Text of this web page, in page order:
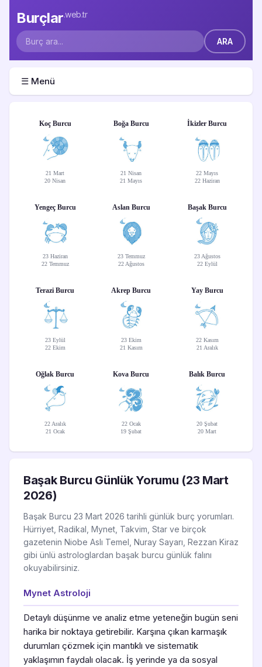
Burçlar.web.tr
☰ Menü
Koç Burcu
21 Mart
20 Nisan
Boğa Burcu
21 Nisan
21 Mayıs
İkizler Burcu
22 Mayıs
22 Haziran
Yengeç Burcu
23 Haziran
22 Temmuz
Aslan Burcu
23 Temmuz
22 Ağustos
Başak Burcu
23 Ağustos
22 Eylül
Terazi Burcu
23 Eylül
22 Ekim
Akrep Burcu
23 Ekim
21 Kasım
Yay Burcu
22 Kasım
21 Aralık
Oğlak Burcu
22 Aralık
21 Ocak
Kova Burcu
22 Ocak
19 Şubat
Balık Burcu
20 Şubat
20 Mart
Başak Burcu Günlük Yorumu (23 Mart
2026)
Başak Burcu 23 Mart 2026 tarihli günlük burç yorumları.
Hürriyet, Radikal, Mynet, Takvim, Star ve birçok
gazetenin Niobe Aslı Temel, Nuray Sayarı, Rezzan Kiraz
gibi ünlü astrologlardan başak burcu günlük falını
okuyabilirsiniz.
Mynet Astroloji
Detaylı düşünme ve analiz etme yeteneğin bugün seni
harika bir noktaya getirebilir. Karşına çıkan karmaşık
durumları çözmek için mantıklı ve sistematik
yaklaşımın faydalı olacak. İş yerinde ya da sosyal